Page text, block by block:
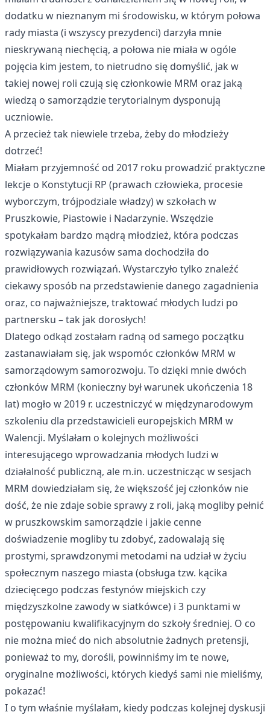
dodatku w nieznanym mi środowisku, w którym połowa
rady miasta (i wszyscy prezydenci) darzyła mnie
nieskrywaną niechęcią, a połowa nie miała w ogóle
pojęcia kim jestem, to nietrudno się domyślić, jak w
takiej nowej roli czują się członkowie MRM oraz jaką
wiedzą o samorządzie terytorialnym dysponują
uczniowie.
A przecież tak niewiele trzeba, żeby do młodzieży
dotrzeć!
Miałam przyjemność od 2017 roku prowadzić praktyczne
lekcje o Konstytucji RP (prawach człowieka, procesie
wyborczym, trójpodziale władzy) w szkołach w
Pruszkowie, Piastowie i Nadarzynie. Wszędzie
spotykałam bardzo mądrą młodzież, która podczas
rozwiązywania kazusów sama dochodziła do
prawidłowych rozwiązań. Wystarczyło tylko znaleźć
ciekawy sposób na przedstawienie danego zagadnienia
oraz, co najważniejsze, traktować młodych ludzi po
partnersku – tak jak dorosłych!
Dlatego odkąd zostałam radną od samego początku
zastanawiałam się, jak wspomóc członków MRM w
samorządowym samorozwoju. To dzięki mnie dwóch
członków MRM (konieczny był warunek ukończenia 18
lat) mogło w 2019 r. uczestniczyć w międzynarodowym
szkoleniu dla przedstawicieli europejskich MRM w
Walencji. Myślałam o kolejnych możliwości
interesującego wprowadzania młodych ludzi w
działalność publiczną, ale m.in. uczestnicząc w sesjach
MRM dowiedziałam się, że większość jej członków nie
dość, że nie zdaje sobie sprawy z roli, jaką mogliby pełnić
w pruszkowskim samorządzie i jakie cenne
doświadzenie mogliby tu zdobyć, zadowalają się
prostymi, sprawdzonymi metodami na udział w życiu
społecznym naszego miasta (obsługa tzw. kącika
dziecięcego podczas festynów miejskich czy
międzyszkolne zawody w siatkówce) i 3 punktami w
postępowaniu kwalifikacyjnym do szkoły średniej. O co
nie można mieć do nich absolutnie żadnych pretensji,
ponieważ to my, dorośli, powinniśmy im te nowe,
oryginalne możliwości, których kiedyś sami nie mieliśmy,
pokazać!
I o tym właśnie myślałam, kiedy podczas kolejnej dyskusji